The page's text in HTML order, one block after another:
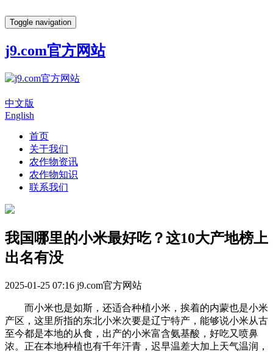
Toggle navigation
j9.com官方网站
中文版
English
首页
关于我们
农作物资讯
农作物知识
联系我们
我国哪里的小米最好吃？这10大产地榜上
出名有没
2025-01-25 07:16 j9.com官方网站
而小米也是如斯，还适合种植小米，挨着的内蒙也是小米
产区，这里所指的东北小米次要是辽宁特产，能够说小米从古
至今都是本地的从食，出产的小米富含氨基酸，好吃又喷鼻
浓。正在本地种植也有千年汗青，迟早温差大加上天气温润，